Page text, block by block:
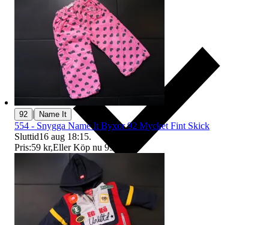
92 | Name It
554 - Snygga Name It Byxor 92 Mycket Fint Skick
Sluttid16 aug 18:15.
Pris:59 kr,Eller Köp nu 99 kr